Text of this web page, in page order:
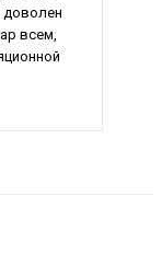
доволен
всем,